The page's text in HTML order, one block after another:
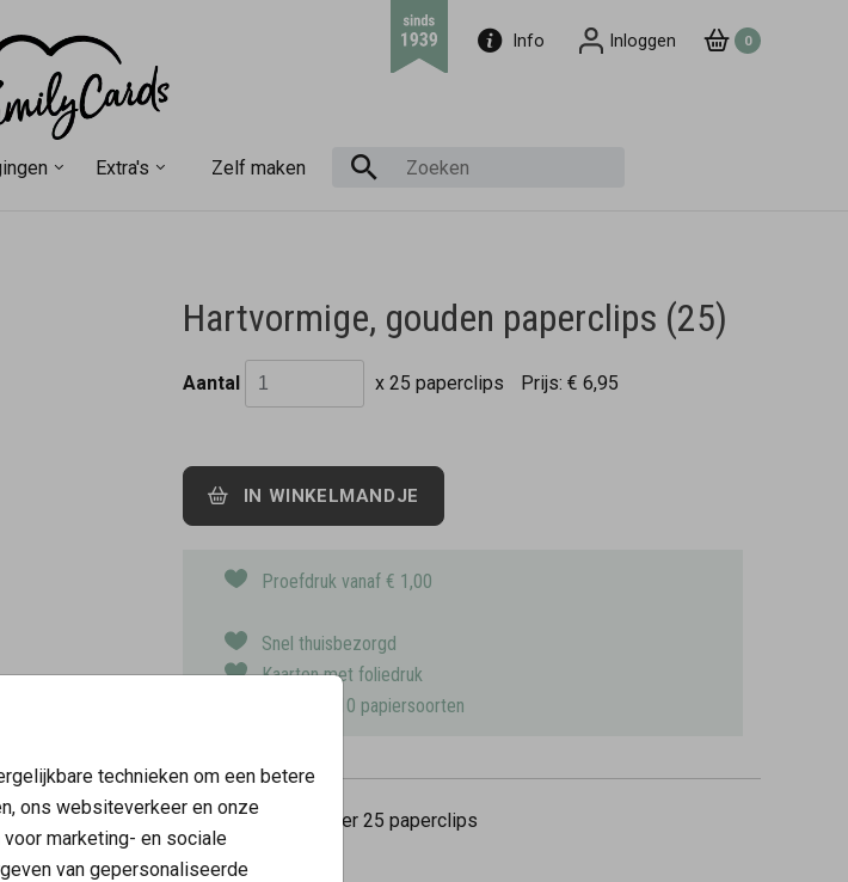
Info Inloggen 0
Extra's Zelf maken
technieken om een betere
ons websiteverkeer en onze
marketing- en sociale
van gepersonaliseerde
Hartvormige, gouden paperclips (25)
Aantal x 25 paperclips Prijs: € 6,95
IN WINKELMANDJE
Proefdruk vanaf € 1,00
Snel thuisbezorgd
Kaarten met foliedruk
Keuze uit 10 papiersoorten
Prijs:€ 6,95 per 25 paperclips